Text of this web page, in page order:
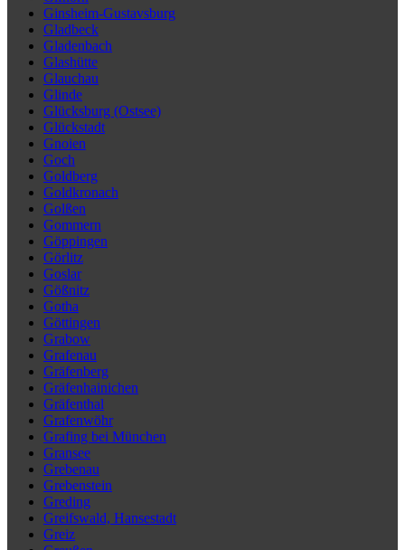
Ginsheim-Gustavsburg
Gladbeck
Gladenbach
Glashütte
Glauchau
Glinde
Glücksburg (Ostsee)
Glückstadt
Gnoien
Goch
Goldberg
Goldkronach
Golßen
Gommern
Göppingen
Görlitz
Goslar
Gößnitz
Gotha
Göttingen
Grabow
Grafenau
Gräfenberg
Gräfenhainichen
Gräfenthal
Grafenwöhr
Grafing bei München
Gransee
Grebenau
Grebenstein
Greding
Greifswald, Hansestadt
Greiz